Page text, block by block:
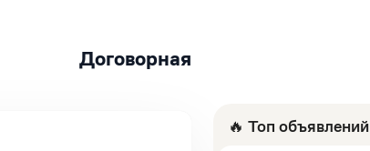
Договорная
🔥 Топ объявлений